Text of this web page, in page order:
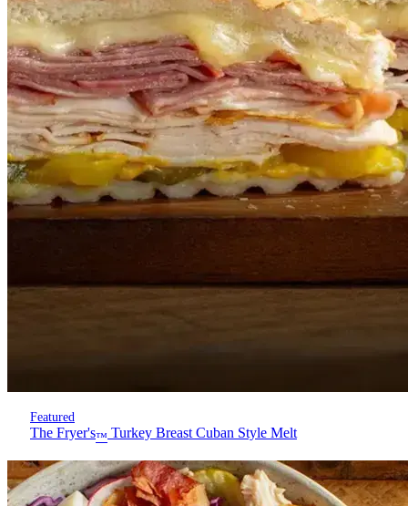
Featured
The Fryer's™ Turkey Breast Cuban Style Melt